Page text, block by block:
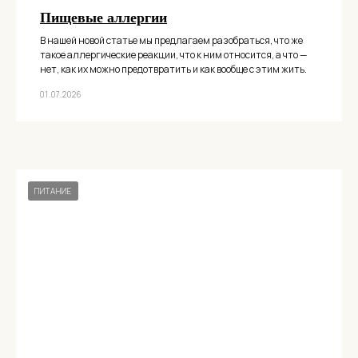
Пищевые аллергии
В нашей новой статье мы предлагаем разобраться, что же
такое аллергические реакции, что к ним относится, а что —
нет, как их можно предотвратить и как вообще с этим жить.
01.07.2026
ПИТАНИЕ